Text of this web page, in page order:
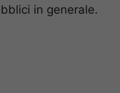
in generale.